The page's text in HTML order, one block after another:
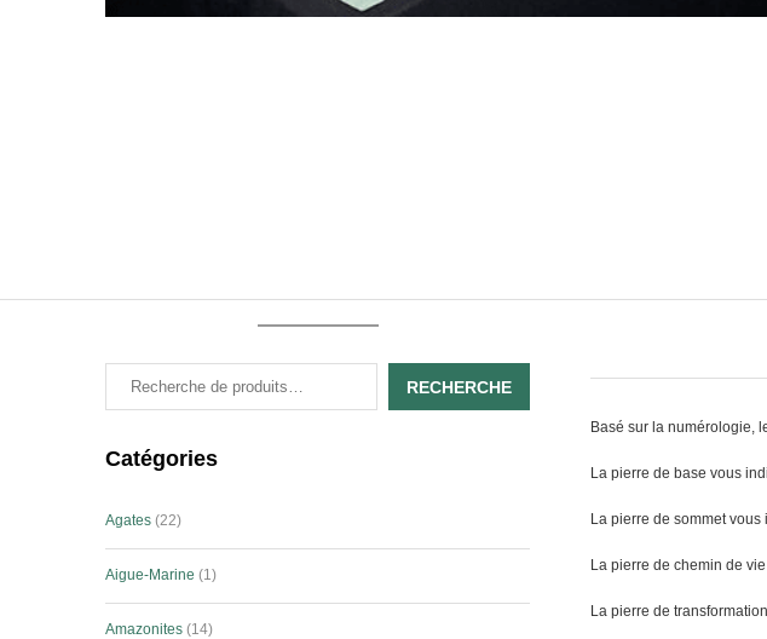
Basé sur la numérologie,
La pierre de base vous
La pierre de sommet
La pierre de chemin de
La pierre de
RECHERCHE
Catégories
Agates 22
Aigue-Marine 1
Amazonites 14